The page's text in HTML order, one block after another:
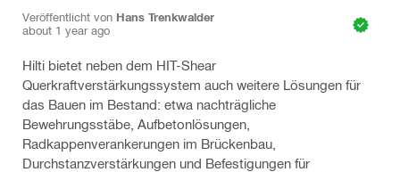
Veröffentlicht von Hans Trenkwalder
about 1 year ago
Hilti bietet neben dem HIT-Shear
Querkraftverstärkungssystem auch weitere Lösungen für
das Bauen im Bestand: etwa nachträgliche
Bewehrungsstäbe, Aufbetonlösungen,
Radkappenverankerungen im Brückenbau,
Durchstanzverstärkungen und Befestigungen für